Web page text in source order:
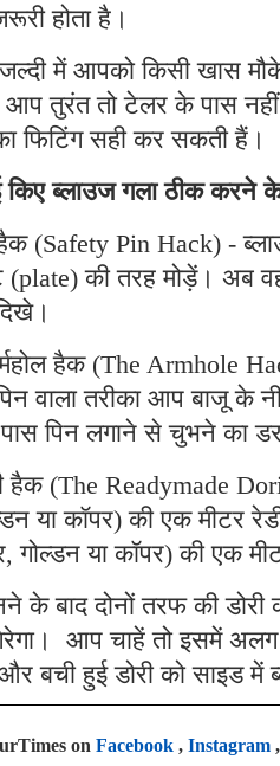
होता है।
में आपको किसी खास
आप तुरंत तो टेलर के पास
फिटिंग सही कर सकती हैं।
किए ब्लाउज गला ठीक
(Safety Pin Hack) -
की तरह मोड़ें। अब
हैक (The Armhole
वाला तरीका आप बाजू के
पिन लगाने से चुभने का
हैक (The Readymade
या कॉपर) की एक मीटर
गोल्डन या कॉपर) की एक
के बाद दोनों तरफ की
आप चाहें तो इसमें
बची हुई डोरी को साइड
on Facebook , Instagram